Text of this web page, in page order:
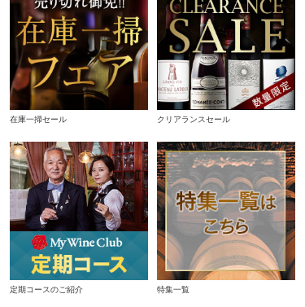
在庫一掃セール クリアランスセール
定期コースのご紹介 特集一覧